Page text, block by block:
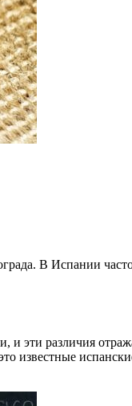
В Испании
эти различия
известные